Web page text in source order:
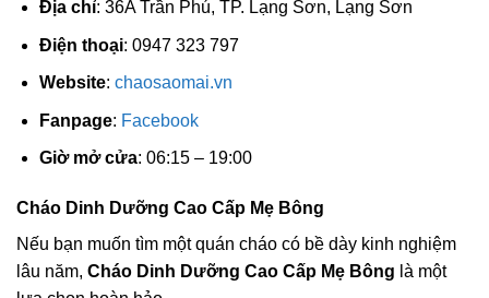
Địa chỉ: 36A Trần Phú, TP. Lạng Sơn, Lạng Sơn
Điện thoại: 0947 323 797
Website: chaosaomai.vn
Fanpage: Facebook
Giờ mở cửa: 06:15 – 19:00
Cháo Dinh Dưỡng Cao Cấp Mẹ Bông
Nếu bạn muốn tìm một quán cháo có bề dày kinh nghiệm
lâu năm, Cháo Dinh Dưỡng Cao Cấp Mẹ Bông là một